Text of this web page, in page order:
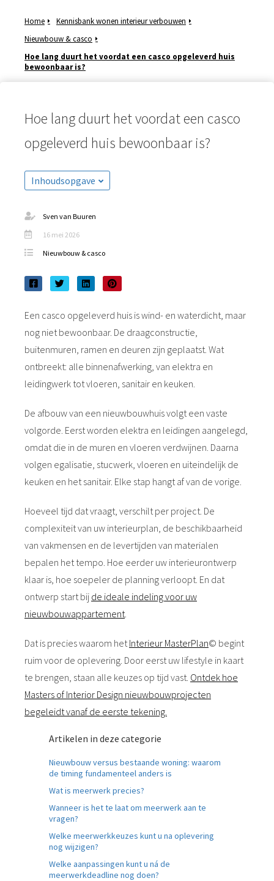
Home
Kennisbank wonen interieur verbouwen
Nieuwbouw & casco
Hoe lang duurt het voordat een casco opgeleverd huis
bewoonbaar is?
Hoe lang duurt het voordat een casco
opgeleverd huis bewoonbaar is?
Inhoudsopgave
Sven van Buuren
16 mei 2026
Nieuwbouw & casco
Een casco opgeleverd huis is wind- en waterdicht, maar
nog niet bewoonbaar. De draagconstructie,
buitenmuren, ramen en deuren zijn geplaatst. Wat
ontbreekt: alle binnenafwerking, van elektra en
leidingwerk tot vloeren, sanitair en keuken.
De afbouw van een nieuwbouwhuis volgt een vaste
volgorde. Eerst worden elektra en leidingen aangelegd,
omdat die in de muren en vloeren verdwijnen. Daarna
volgen egalisatie, stucwerk, vloeren en uiteindelijk de
keuken en het sanitair. Elke stap hangt af van de vorige.
Hoeveel tijd dat vraagt, verschilt per project. De
complexiteit van uw interieurplan, de beschikbaarheid
van vakmensen en de levertijden van materialen
bepalen het tempo. Hoe eerder uw interieurontwerp
klaar is, hoe soepeler de planning verloopt. En dat
ontwerp start bij de ideale indeling voor uw
nieuwbouwappartement.
Dat is precies waarom hetInterieur MasterPlan© begint
ruim voor de oplevering. Door eerst uw lifestyle in kaart
te brengen, staan alle keuzes op tijd vast. Ontdek hoe
Masters of Interior Design nieuwbouwprojecten
begeleidt vanaf de eerste tekening.
Artikelen in deze categorie
Nieuwbouw versus bestaande woning: waarom
de timing fundamenteel anders is
Wat is meerwerk precies?
Wanneer is het te laat om meerwerk aan te
vragen?
Welke meerwerkkeuzes kunt u na oplevering
nog wijzigen?
Welke aanpassingen kunt u ná de
meerwerkdeadline nog doen?
om
te
gebruikt
deze
worden
over
van
op
gebruikt
te
Hierdoor
website-
van